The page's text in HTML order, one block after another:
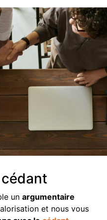
un argumentaire
et nous vous